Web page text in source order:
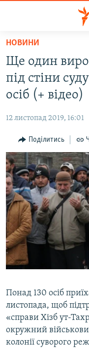
Перейти
основного
матеріалу
Перейти
до
основної
Перейти
до
пошуку
ВОДА.КРИМ
ВІДЕО ТА ФОТО
БЛОГИ
ПОГЛЯД
ІНТЕРВ'Ю
ВСЕ ЗА ДЕНЬ
СПЕЦПРОЕКТИ
ДЕПОРТАЦІЯ
ВІДЕОУРОКИ «ELIFBE»
СВІДЧЕННЯ ОКУПАЦІЇ
УКРАЇНСЬКА ПРОБЛЕМА
ЯК ОБІЙТИ
Русский
Qırımtatar
Усі сайти RFE/RL
НОВИНИ
Ще один
під стіни
осіб (+ відео)
12 листопад 2019, 16:01
Поділитись
Понад 130 осіб
листопада, щоб
«справи Хізб ут-
окружний
колонії суворого